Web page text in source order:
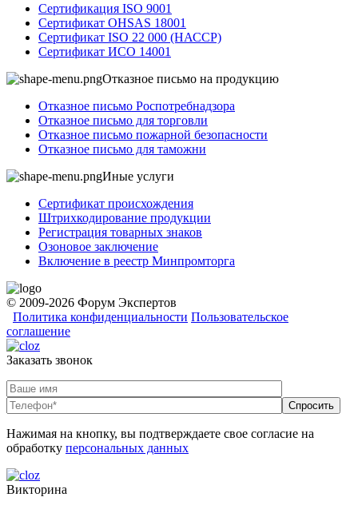
Сертификация ISO 9001
Сертификат OHSAS 18001
Сертификат ISO 22 000 (НАССР)
Сертификат ИСО 14001
Отказное письмо на продукцию
Отказное письмо Роспотребнадзора
Отказное письмо для торговли
Отказное письмо пожарной безопасности
Отказное письмо для таможни
Иные услуги
Сертификат происхождения
Штрихкодирование продукции
Регистрация товарных знаков
Озоновое заключение
Включение в реестр Минпромторга
© 2009-2026 Форум Экспертов
Политика конфиденциальности Пользовательское
соглашение
Заказать звонок
Нажимая на кнопку, вы подтверждаете свое согласие на
обработку персональных данных
Викторина